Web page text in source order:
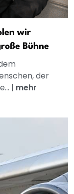
wir
Bühne
der
| mehr